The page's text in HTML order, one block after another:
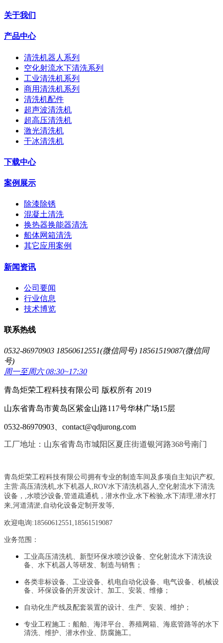
关于我们
产品中心
清洗机器人系列
空化射流水下清洗系列
工业清洗机系列
商用清洗机系列
清洗机配件
超声波清洗机
超高压清洗机
激光清洗机
干冰清洗机
下载中心
案例展示
除漆除锈
混凝土清洗
换热器换能器清洗
船体网箱清洗
其它应用案例
新闻资讯
公司要闻
行业信息
技术博览
联系热线
0532-86970903 18560612551(微信同号) 18561519087(微信同
号)
周一至周六 08:30~17:30
青岛炬荣工程科技有限公司 版权所有 2019
山东省青岛市黄岛区紫金山路117号华林广场15层
0532-86970903、contact@qdjurong.com
工厂地址：山东省青岛市城阳区夏庄街道银河路368号南门
青岛炬荣工程科技有限公司拥有专业的制造车间及多项自主知识产权,
主营:高压清洗机,水下机器人,ROV水下清洗机器人,空化射流水下清洗
设备， ,水喷沙设备,管道疏通机 ， 潜水作业,水下检验,水下清理,潜水打
来,河道清淤,自动化设备定制开发等,
欢迎电询:18560612551,18561519087
业务范围：
工业高压清洗机、新型环保水喷沙设备、空化射流水下清洗设
备、水下机器人等研发、制造与销售；
各类非标设备、工业设备、机电自动化设备、电气设备、机械设
备、环保设备的开发设计、加工、安装、维修；
自动化生产线及配套装置的设计、生产、安装、维护；
专业工程施工：船舶、海洋平台、养殖网箱、海底管路等的水下
清洗、维护、潜水作业、防腐施工。